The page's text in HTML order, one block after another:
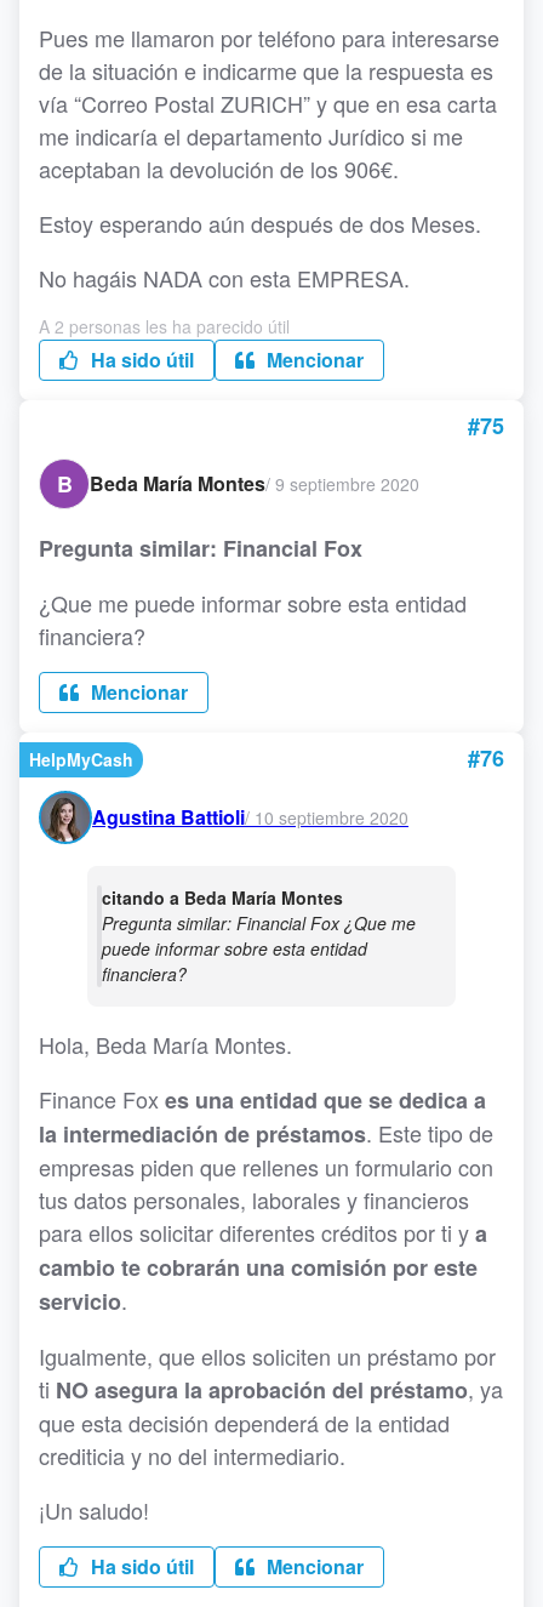
Pues me llamaron por teléfono para interesarse
de la situación e indicarme que la respuesta es
vía “Correo Postal ZURICH” y que en esa carta
me indicaría el departamento Jurídico si me
aceptaban la devolución de los 906€.
Estoy esperando aún después de dos Meses.
No hagáis NADA con esta EMPRESA.
A 2 personas les ha parecido útil
Ha sido útil Mencionar
#75
B
Beda María Montes/ 9 septiembre 2020
Pregunta similar: Financial Fox
¿Que me puede informar sobre esta entidad
financiera?
Mencionar
HelpMyCash #76
Agustina Battioli/ 10 septiembre 2020
citando a Beda María Montes
Pregunta similar: Financial Fox ¿Que me
puede informar sobre esta entidad
financiera?
Hola, Beda María Montes.
Finance Fox es una entidad que se dedica a
la intermediación de préstamos. Este tipo de
empresas piden que rellenes un formulario con
tus datos personales, laborales y financieros
para ellos solicitar diferentes créditos por ti ya
cambio te cobrarán una comisión por este
servicio.
Igualmente, que ellos soliciten un préstamo por
ti NO asegura la aprobación del préstamo, ya
que esta decisión dependerá de la entidad
crediticia y no del intermediario.
¡Un saludo!
Ha sido útil Mencionar